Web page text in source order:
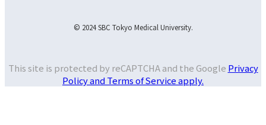
© 2024 SBC Tokyo Medical University.
This site is protected by reCAPTCHA and the Google Privacy
Policy and Terms of Service apply.